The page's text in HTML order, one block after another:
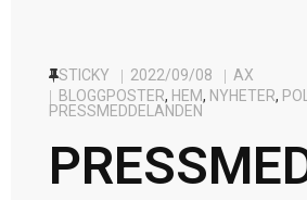
STICKY 2022/09/08
AX
BLOGGPOSTER, HEM, NYHETER,
PRESSMEDDELANDEN